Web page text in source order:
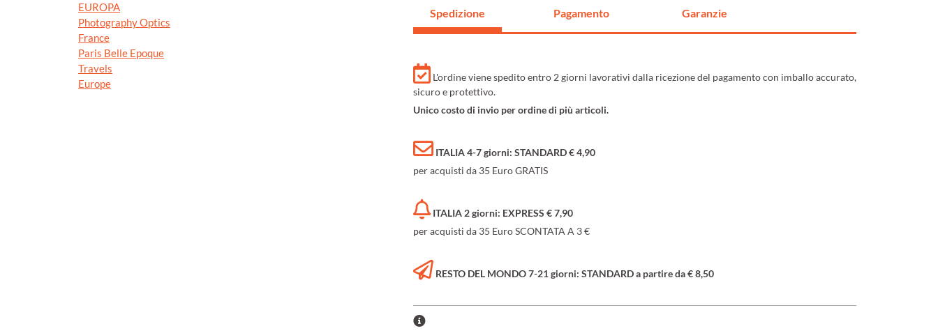
EUROPA
Photography Optics
France
Paris Belle Epoque
Travels
Europe
Spedizione Pagamento Garanzie
L'ordine viene spedito entro 2 giorni lavorativi dalla ricezione del pagamento con imballo accurato,
sicuro e protettivo.
Unico costo di invio per ordine di più articoli.
ITALIA 4-7 giorni: STANDARD € 4,90
per acquisti da 35 Euro GRATIS
ITALIA 2 giorni: EXPRESS € 7,90
per acquisti da 35 Euro SCONTATA A 3 €
RESTO DEL MONDO 7-21 giorni: STANDARD a partire da € 8,50